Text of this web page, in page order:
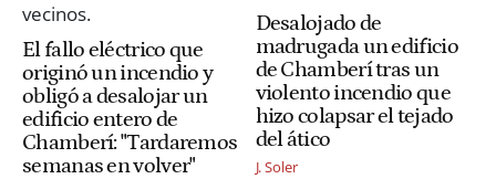
El fallo eléctrico que
originó un incendio y
obligó a desalojar un
edificio entero de
Chamberí: "Tardaremos
semanas en volver"
Desalojado de
madrugada un edificio
de Chamberí tras un
violento incendio que
hizo colapsar el tejado
del ático
J. Soler